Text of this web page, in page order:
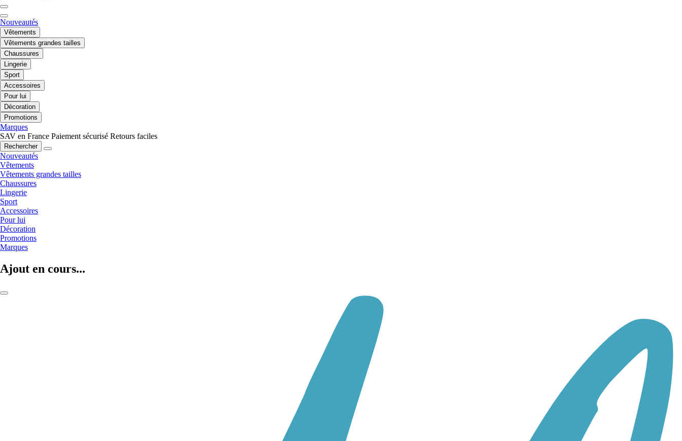
Nouveautés
Vêtements
Vêtements grandes tailles
Chaussures
Lingerie
Sport
Accessoires
Pour lui
Décoration
Promotions
Marques
SAV en France Paiement sécurisé Retours faciles
Rechercher
Nouveautés
Vêtements
Vêtements grandes tailles
Chaussures
Lingerie
Sport
Accessoires
Pour lui
Décoration
Promotions
Marques
Ajout en cours...